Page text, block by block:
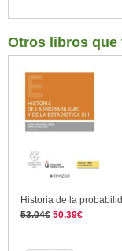
Otros libros que
Historia de la
53.04€ 50.39€